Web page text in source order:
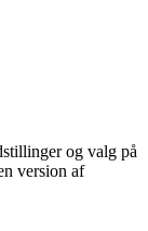
og valg på
version af